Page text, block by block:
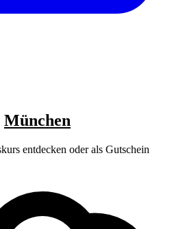
München
entdecken oder als Gutschein